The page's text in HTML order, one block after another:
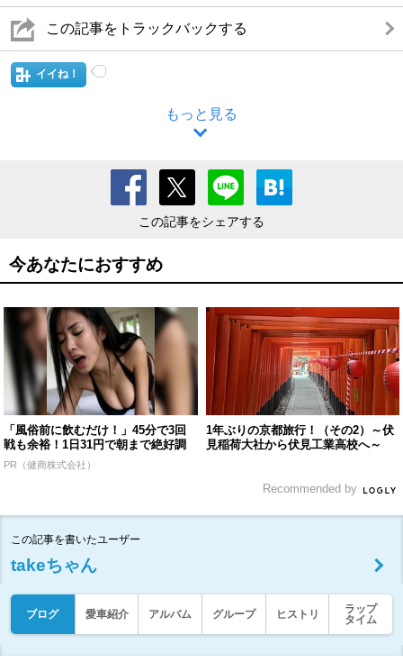
この記事をトラックバックする
イイね！
もっと見る
この記事をシェアする
今あなたにおすすめ
「風俗前に飲むだけ！」45分で3回
戦も余裕！1日31円で朝まで絶好調
PR（健商株式会社）
1年ぶりの京都旅行！（その2）～伏
見稲荷大社から伏見工業高校へ～
Recommended by
この記事を書いたユーザー
takeちゃん
ブログ 愛車紹介 アルバム グループ ヒストリ
ラップ
タイム